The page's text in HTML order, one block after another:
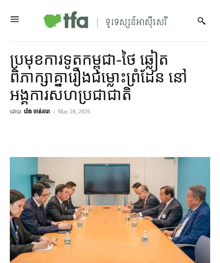
ប្រមុខ​ការទូត​កម្ពុជា​-​ថៃ ឆ្លៀត​
ពិភាក្សា​គ្នា​រឿង​ជម្លោះព្រំដែន នៅ​
អង្គការ​សហប្រជាជាតិ
ដោយ យ៉ង ចាន់តារា - May 28, 2026